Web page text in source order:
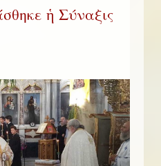
ἡ Σύναξις